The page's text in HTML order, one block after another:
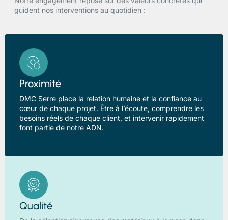
guident nos interventions au quotidien :
Proximité
DMC Serre place la relation humaine et la confiance au
cœur de chaque projet. Être à l’écoute, comprendre les
besoins réels de chaque client, et intervenir rapidement
font partie de notre ADN.
Qualité